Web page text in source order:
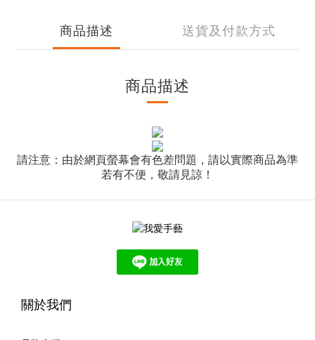
商品描述 送貨及付款方式
商品描述
請注意：由於網頁螢幕會有色差問題，請以實際商品為準
若有不便，敬請見諒！
關於我們